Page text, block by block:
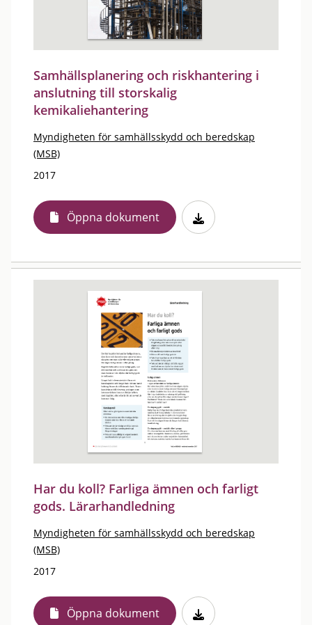
Samhällsplanering och riskhantering i
anslutning till storskalig
kemikaliehantering
Myndigheten för samhällsskydd och beredskap
(MSB)
2017
Öppna dokument
Har du koll? Farliga ämnen och farligt
gods. Lärarhandledning
Myndigheten för samhällsskydd och beredskap
(MSB)
2017
Öppna dokument